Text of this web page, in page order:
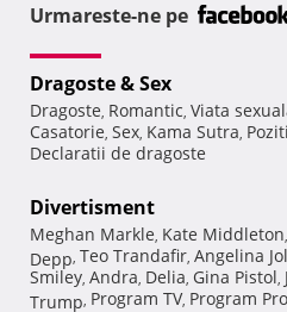
Urmareste-ne pe
Dragoste & Sex
Dragoste, Romantic, Viata
Casatorie, Sex, Kama Sutra,
Declaratii de dragoste
Divertisment
Meghan Markle, Kate Middleton,
Depp, Teo Trandafir, Angelina
Smiley, Andra, Delia, Gina Pistol,
Trump, Program TV, Program